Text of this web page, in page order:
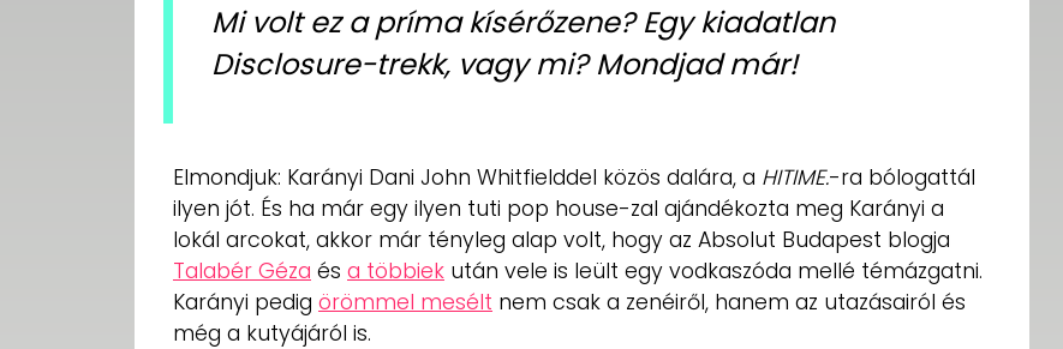
Mi volt ez a príma kísérőzene? Egy kiadatlan
Disclosure-trekk, vagy mi? Mondjad már!
Elmondjuk: Karányi Dani John Whitfielddel közös dalára, a HITIME.-ra bólogattál
ilyen jót. És ha már egy ilyen tuti pop house-zal ajándékozta meg Karányi a
lokál arcokat, akkor már tényleg alap volt, hogy az Absolut Budapest blogja
Talabér Géza és a többiek után vele is leült egy vodkaszóda mellé témázgatni.
Karányi pedig örömmel mesélt nem csak a zenéiről, hanem az utazásairól és
még a kutyájáról is.